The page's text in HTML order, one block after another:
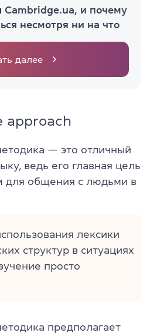
Cambridge.ua, и почему
несмотря ни на что
далее
approach
— это отличный
ведь его главная цель
для общения с людьми в
лексики
структур в ситуациях
просто
предполагает